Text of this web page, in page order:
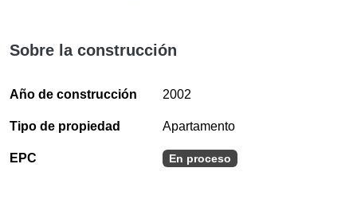
Sobre la construcción
Año de construcción 2002
Tipo de propiedad Apartamento
EPC En proceso